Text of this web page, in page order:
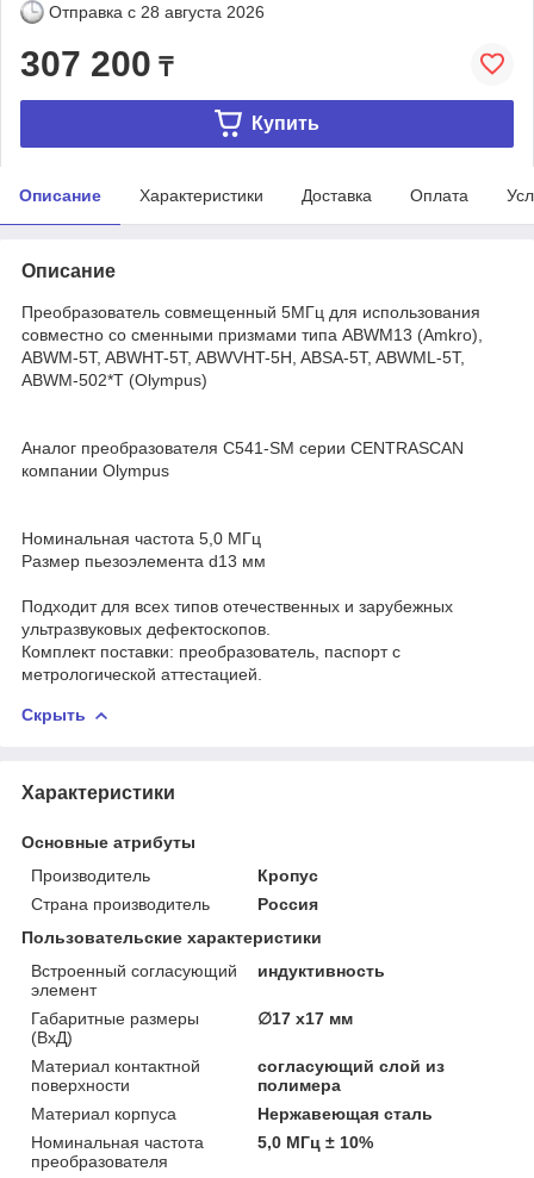
Отправка с 28 августа 2026
307 200 ₸
Купить
Описание Характеристики Доставка Оплата
Описание
Преобразователь совмещенный 5МГц для использования
совместно со сменными призмами типа ABWM13 (Amkro),
ABWM-5T, ABWHT-5T, ABWVHT-5H, ABSA-5T, ABWML-5T,
ABWM-502*Т (Olympus)
Аналог преобразователя C541-SM серии CENTRASCAN
компании Olympus
Номинальная частота 5,0 МГц
Размер пьезоэлемента d13 мм
Подходит для всех типов отечественных и зарубежных
ультразвуковых дефектоскопов.
Комплект поставки: преобразователь, паспорт с
метрологической аттестацией.
Скрыть
Характеристики
Основные атрибуты
Производитель
Кропус
Страна производитель
Россия
Пользовательские характеристики
Встроенный согласующий
элемент
индуктивность
Габаритные размеры
(ВхД)
∅17 х17 мм
Материал контактной
поверхности
согласующий слой из
полимера
Материал корпуса
Нержавеющая сталь
Номинальная частота
преобразователя
5,0 МГц ± 10%